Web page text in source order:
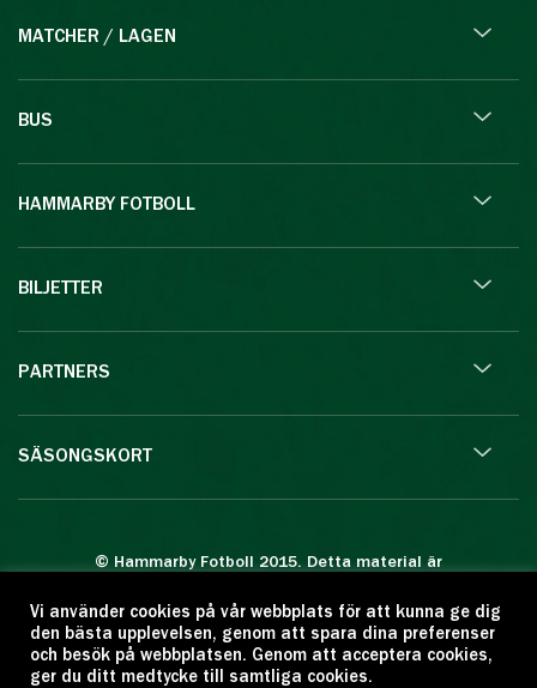
MATCHER / LAGEN
BUS
HAMMARBY FOTBOLL
BILJETTER
PARTNERS
SÄSONGSKORT
© Hammarby Fotboll 2015. Detta material är
Eftertryck eller annan kopiering är förbjuden.
Citera oss gärna men ange källan:
www.hammarbyfotboll.se. Ansvarig utgivare:
Vi använder cookies på vår webbplats för att kunna ge dig
den bästa upplevelsen, genom att spara dina preferenser
och besök på webbplatsen. Genom att acceptera cookies,
ger du ditt medtycke till samtliga cookies.